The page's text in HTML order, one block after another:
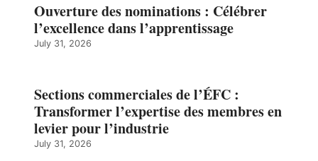
Ouverture des nominations : Célébrer
l’excellence dans l’apprentissage
July 31, 2026
Sections commerciales de l’ÉFC :
Transformer l’expertise des membres en
levier pour l’industrie
July 31, 2026